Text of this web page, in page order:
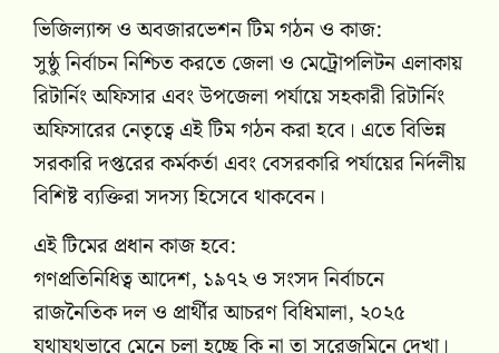
ভিজিল্যান্স ও অবজারভেশন টিম গঠন ও কাজ:
সুষ্ঠু নির্বাচন নিশ্চিত করতে জেলা ও মেট্রোপলিটন এলাকায়
রিটার্নিং অফিসার এবং উপজেলা পর্যায়ে সহকারী রিটার্নিং
অফিসারের নেতৃত্বে এই টিম গঠন করা হবে। এতে বিভিন্ন
সরকারি দপ্তরের কর্মকর্তা এবং বেসরকারি পর্যায়ের নির্দলীয়
বিশিষ্ট ব্যক্তিরা সদস্য হিসেবে থাকবেন।
এই টিমের প্রধান কাজ হবে:
গণপ্রতিনিধিত্ব আদেশ, ১৯৭২ ও সংসদ নির্বাচনে
রাজনৈতিক দল ও প্রার্থীর আচরণ বিধিমালা, ২০২৫